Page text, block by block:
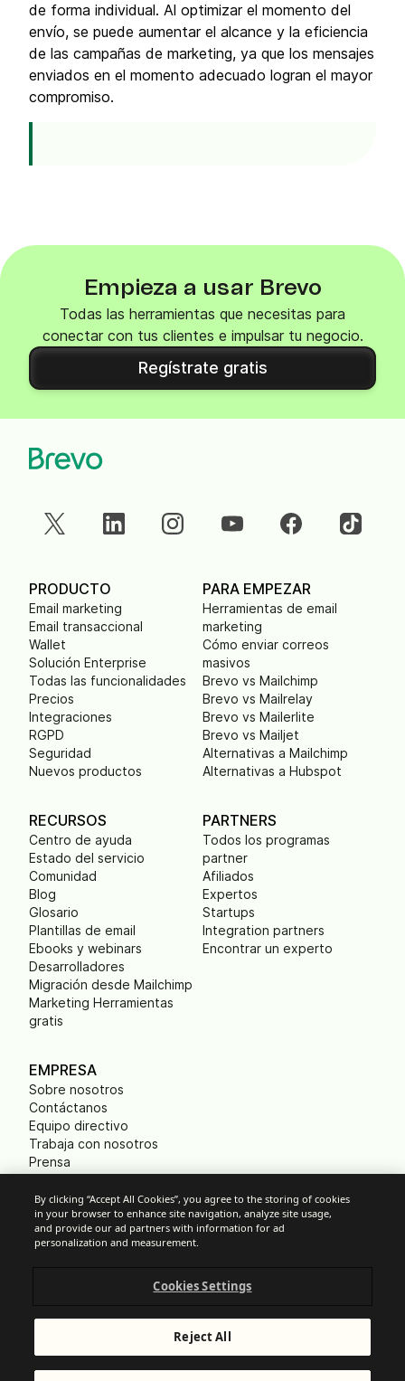
de forma individual. Al optimizar el momento del
envío, se puede aumentar el alcance y la eficiencia
de las campañas de marketing, ya que los mensajes
enviados en el momento adecuado logran el mayor
compromiso.
Empieza a usar Brevo
Todas las herramientas que necesitas para
conectar con tus clientes e impulsar tu negocio.
Regístrate gratis
PRODUCTO
Email marketing
Email transaccional
Wallet
Solución Enterprise
Todas las funcionalidades
Precios
Integraciones
RGPD
Seguridad
Nuevos productos
PARA EMPEZAR
Herramientas de email
marketing
Cómo enviar correos
masivos
Brevo vs Mailchimp
Brevo vs Mailrelay
Brevo vs Mailerlite
Brevo vs Mailjet
Alternativas a Mailchimp
Alternativas a Hubspot
RECURSOS
Centro de ayuda
Estado del servicio
Comunidad
Blog
Glosario
Plantillas de email
Ebooks y webinars
Desarrolladores
Migración desde Mailchimp
Marketing Herramientas
gratis
PARTNERS
Todos los programas
partner
Afiliados
Expertos
Startups
Integration partners
Encontrar un experto
EMPRESA
Sobre nosotros
Contáctanos
Equipo directivo
Trabaja con nosotros
Prensa
Huella ecológica
By clicking “Accept All Cookies”, you agree to the storing of cookies
in your browser to enhance site navigation, analyze site usage,
and provide our ad partners with information for ad
personalization and measurement.
Cookies Settings
Reject All